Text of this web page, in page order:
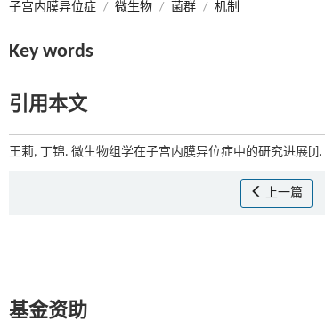
子宫内膜异位症 / 微生物 / 菌群 / 机制
Key words
引用本文
王莉, 丁锦. 微生物组学在子宫内膜异位症中的研究进展[J].
上一篇
基金资助